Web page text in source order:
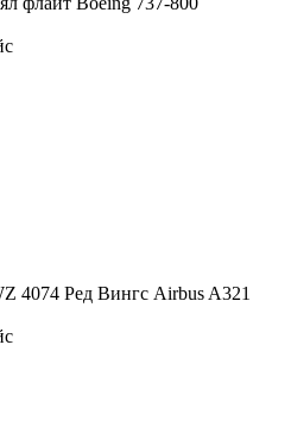
4074 Ред Вингс Airbus A321